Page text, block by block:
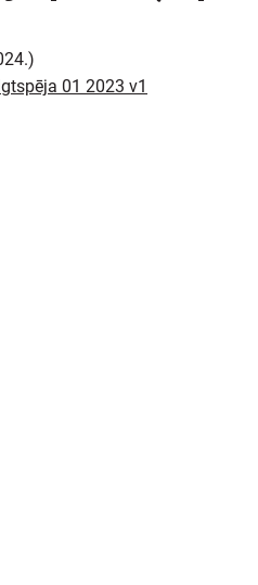
01 2023 v1